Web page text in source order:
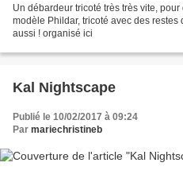
Un débardeur tricoté très très vite,
modèle Phildar, tricoté avec des
aussi ! organisé ici
Kal Nightscape
Publié le 10/02/2017 à 09:24
Par mariechristineb